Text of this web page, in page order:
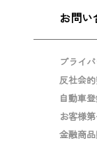
お問い
プライ
反社会
自動車
お客様
金融商